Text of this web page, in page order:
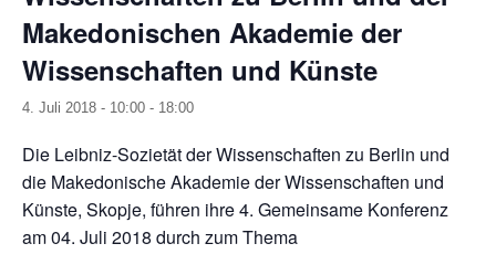
Makedonischen Akademie der
Wissenschaften und Künste
4. Juli 2018 - 10:00 - 18:00
Die Leibniz-Sozietät der Wissenschaften zu Berlin und
die Makedonische Akademie der Wissenschaften und
Künste, Skopje, führen ihre 4. Gemeinsame Konferenz
am 04. Juli 2018 durch zum Thema